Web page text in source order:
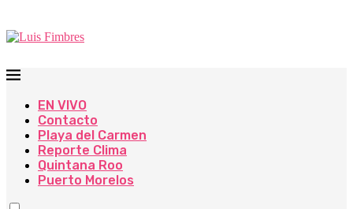
EN VIVO
Contacto
Playa del Carmen
Reporte Clima
Quintana Roo
Puerto Morelos